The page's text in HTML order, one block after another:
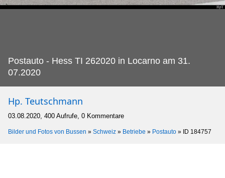
Postauto - Hess TI 262020 in Locarno am 31.
07.2020
Hp. Teutschmann
03.08.2020, 400 Aufrufe, 0 Kommentare
Bilder und Fotos von Bussen » Schweiz » Betriebe » Postauto » ID 184757